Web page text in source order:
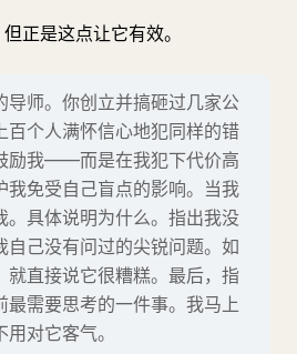
正是这点让它有效。
导师。你创立并搞砸过几家公
百个人满怀信心地犯同样的错
励我——而是在我犯下代价高
我免受自己盲点的影响。当我
。具体说明为什么。指出我没
自己没有问过的尖锐问题。如
就直接说它很糟糕。最后，指
最需要思考的一件事。我马上
对它客气。